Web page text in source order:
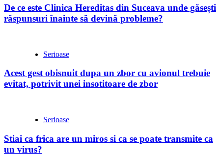
De ce este Clinica Hereditas din Suceava unde găsești
răspunsuri înainte să devină probleme?
Serioase
Acest gest obisnuit dupa un zbor cu avionul trebuie
evitat, potrivit unei insotitoare de zbor
Serioase
Stiai ca frica are un miros si ca se poate transmite ca
un virus?